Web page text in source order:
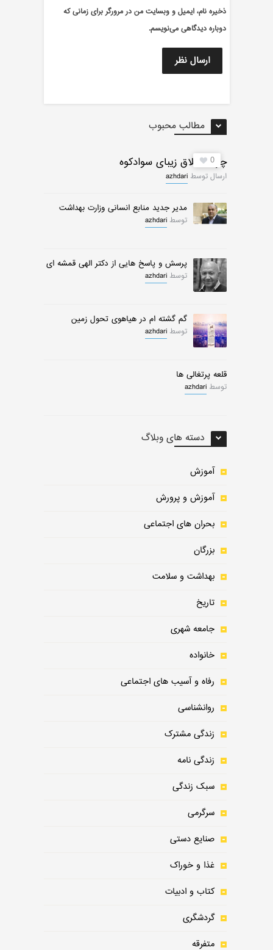
ذخیره نام، ایمیل و وبسایت من در مرورگر برای زمانی که
دوباره دیدگاهی می‌نویسم.
مطالب محبوب
0
چرات ییلاق زیبای سوادکوه
ارسال توسطazhdari
مدیر جدید منابع انسانی وزارت بهداشت
توسطazhdari
پرسش و پاسخ هایی از دکتر الهی قمشه ای
توسطazhdari
گم گشته ام در هیاهوی تحول زمین
توسطazhdari
قلعه پرتغالی ها
توسطazhdari
دسته های وبلاگ
آموزش
آموزش و پرورش
بحران های اجتماعی
بزرگان
بهداشت و سلامت
تاریخ
جامعه شهری
خانواده
رفاه و آسیب های اجتماعی
روانشناسی
زندگی مشترک
زندگی نامه
سبک زندگی
سرگرمی
صنایع دستی
غذا و خوراک
کتاب و ادبیات
گردشگری
متفرقه